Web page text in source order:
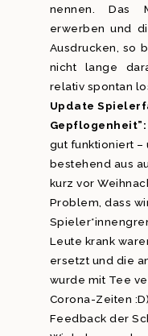
nennen. Das
erwerben und
Ausdrucken, so
nicht lange
relativ spontan
Update
Gepflogenheit”:
gut funktioniert –
bestehend aus
kurz vor
Problem, dass
Leute krank
ersetzt und die
wurde mit Tee
Corona-Zeiten
Feedback der